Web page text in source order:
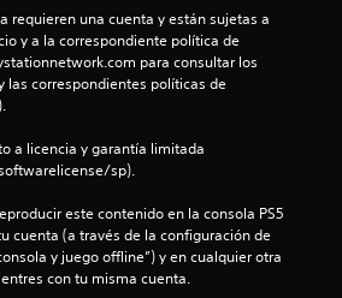
s
e
t
requieren una cuenta y están sujetas a
y a la correspondiente política de
para consultar los
las correspondientes políticas de
a licencia y garantía limitada
sp).
este contenido en la consola PS5
cuenta (a través de la configuración de
y juego offline”) y en cualquier otra
con tu misma cuenta.